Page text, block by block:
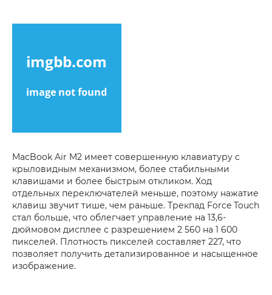
MacBook Air M2 имеет совершенную клавиатуру с
крыловидным механизмом, более стабильными
клавишами и более быстрым откликом. Ход
отдельных переключателей меньше, поэтому нажатие
клавиш звучит тише, чем раньше. Трекпад Force Touch
стал больше, что облегчает управление на 13,6-
дюймовом дисплее с разрешением 2 560 на 1 600
пикселей. Плотность пикселей составляет 227, что
позволяет получить детализированное и насыщенное
изображение.